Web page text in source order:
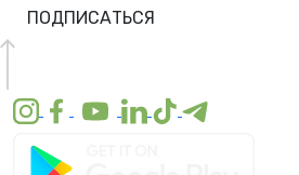
ПОДПИСАТЬСЯ